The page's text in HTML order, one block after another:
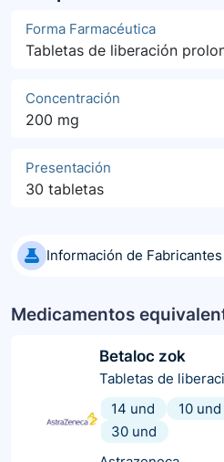
Forma Farmacéutica
Tabletas de liberación
Concentración
200 mg
Presentación
30 tabletas
Información de Fabricantes
Medicamentos
Betaloc zok
Tabletas de
14 und
10 und
30 und